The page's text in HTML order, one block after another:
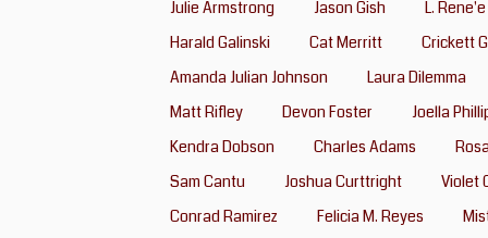
Julie Armstrong
Jason Gish
L.
Harald Galinski
Cat Merritt
Crickett
Amanda Julian Johnson
Laura Dilemma
Matt Rifley
Devon Foster
Joella
Kendra Dobson
Charles Adams
Sam Cantu
Joshua Curttright
Violet
Conrad Ramirez
Felicia M. Reyes